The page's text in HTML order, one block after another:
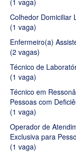
(1 vaga)
Colhedor Domiciliar
(1 vaga)
Enfermeiro(a)
(2 vagas)
Técnico de
(1 vaga)
Técnico em
Pessoas com
(1 vaga)
Operador de
Exclusiva para
(1 vaga)